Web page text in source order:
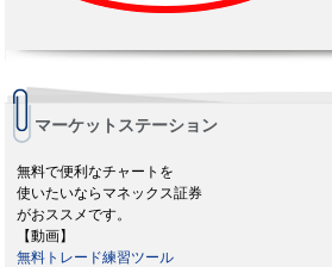
マーケットステーション
無料で便利なチャートを
使いたいならマネックス証券
がおススメです。
【動画】
無料トレード練習ツール